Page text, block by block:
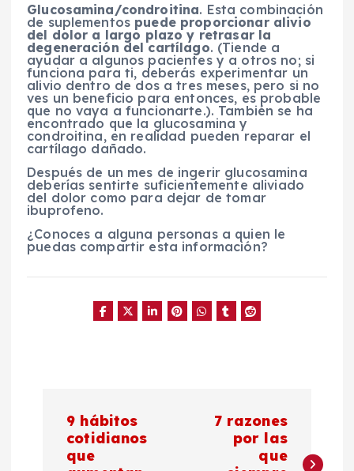
Glucosamina/condroitina. Esta combinación
de suplementos puede proporcionar alivio
del dolor a largo plazo y retrasar la
degeneración del cartílago. (Tiende a
ayudar a algunos pacientes y a otros no; si
funciona para ti, deberás experimentar un
alivio dentro de dos a tres meses, pero si no
ves un beneficio para entonces, es probable
que no vaya a funcionarte.). También se ha
encontrado que la glucosamina y
condroitina, en realidad pueden reparar el
cartílago dañado.
Después de un mes de ingerir glucosamina
deberías sentirte suficientemente aliviado
del dolor como para dejar de tomar
ibuprofeno.
¿Conoces a alguna personas a quien le
puedas compartir esta información?
9 hábitos
cotidianos
que
7 razones
por las
que